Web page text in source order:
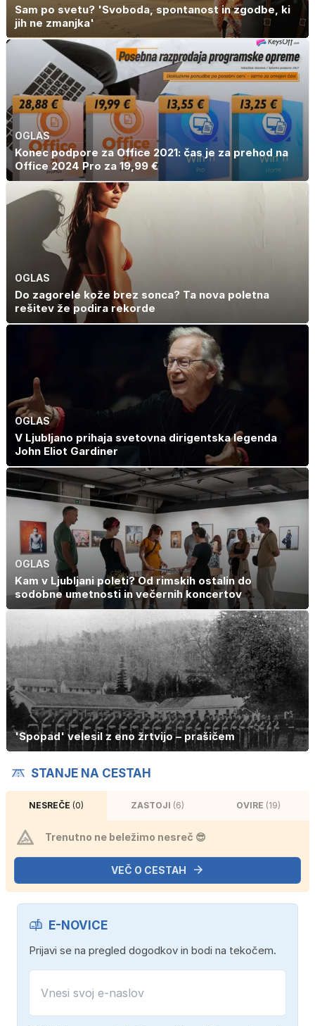
Sam po svetu? 'Svoboda, spontanost in zgodbe, ki
jih ne zmanjka'
OGLAS
Konec podpore za Office 2021: čas je za prehod na
Office 2024 Pro za 19,99 €
OGLAS
Do zagorele kože brez sonca? Ta nova poletna
rešitev že podira rekorde
OGLAS
V Ljubljano prihaja svetovna dirigentska legenda
John Eliot Gardiner
OGLAS
Kam v Ljubljani poleti? Od rimskih ostalin do
sodobne umetnosti in večernih koncertov
'Spopad' velesil z eno žrtvijo – prašičem
STANJE NA CESTAH
NESREČE (0) ZASTOJI (6) OVIRE (19)
Trenutno ne beležimo nesreč 😎
VEČ O CESTAH
E-NOVICE
Prijavi se na pregled dogodkov in bodi na tekočem.